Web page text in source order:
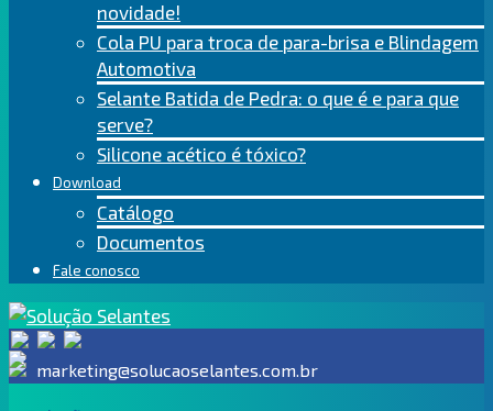
novidade!
Cola PU para troca de para-brisa e Blindagem
Automotiva
Selante Batida de Pedra: o que é e para que
serve?
Silicone acético é tóxico?
Download
Catálogo
Documentos
Fale conosco
marketing@solucaoselantes.com.br